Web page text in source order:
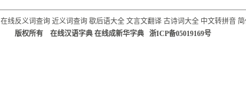
在线反义词查询 近义词查询 歇后语大全 文言文翻译 古诗词大全 中文转拼音
版权所有 在线汉语字典 在线成新华字典 浙ICP备05019169号